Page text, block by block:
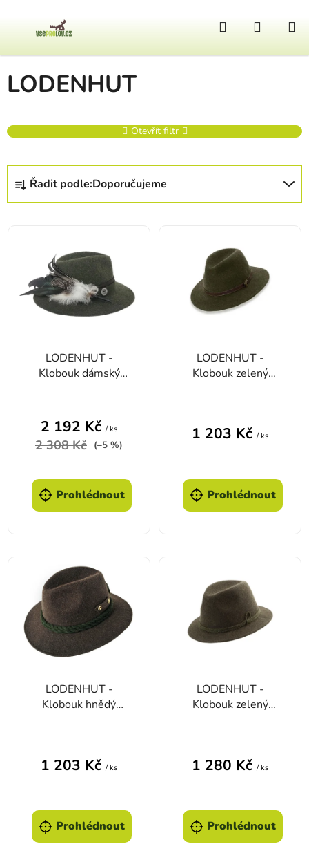
Hledat
Domů
LODENHUT
Otevřít filtr
Řazení produktů
Řadit podle:Doporučujeme
LODENHUT -
Klobouk dámský
2 192 Kč / ks
2 308 Kč (–5 %)
Prohlédnout
LODENHUT -
Klobouk zelený
1 203 Kč / ks
Prohlédnout
LODENHUT -
Klobouk hnědý
1 203 Kč / ks
Prohlédnout
LODENHUT -
Klobouk zelený
1 280 Kč / ks
Prohlédnout